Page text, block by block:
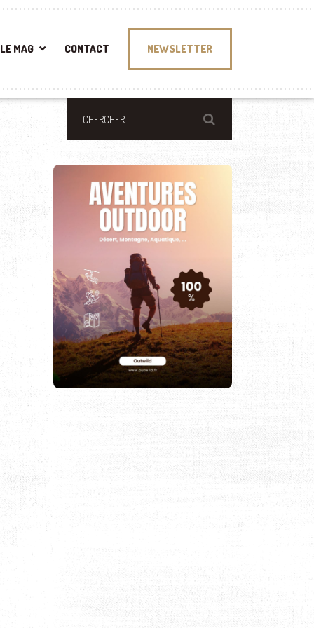
LE MAG CONTACT NEWSLETTER